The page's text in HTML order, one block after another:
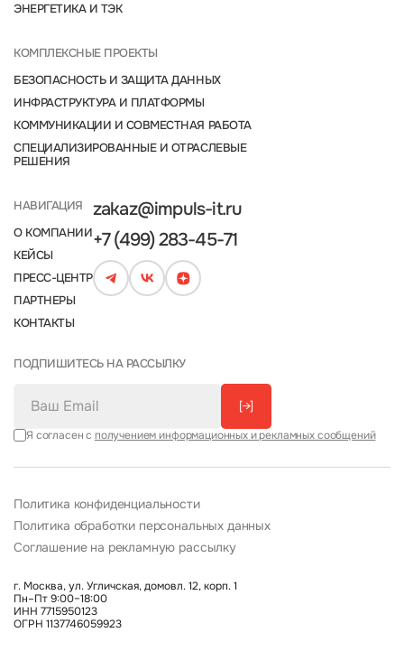
ЭНЕРГЕТИКА И ТЭК
НАВИГАЦИЯ
О КОМПАНИИ
КЕЙСЫ
ПРЕСС-ЦЕНТР
ПАРТНЕРЫ
КОНТАКТЫ
zakaz@impuls-it.ru
+7 (499) 283-45-71
КОМПЛЕКСНЫЕ ПРОЕКТЫ
БЕЗОПАСНОСТЬ И ЗАЩИТА ДАННЫХ
ИНФРАСТРУКТУРА И ПЛАТФОРМЫ
КОММУНИКАЦИИ И СОВМЕСТНАЯ РАБОТА
СПЕЦИАЛИЗИРОВАННЫЕ И ОТРАСЛЕВЫЕ
РЕШЕНИЯ
ПОДПИШИТЕСЬ НА РАССЫЛКУ
[→]
Я согласен с получением информационных и рекламных сообщений
Политика конфиденциальности
Политика обработки персональных данных
Соглашение на рекламную рассылку
г. Москва, ул. Угличская, домовл. 12, корп. 1
Пн–Пт 9:00–18:00
ИНН 7715950123
ОГРН 1137746059923